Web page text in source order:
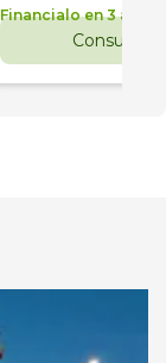
Financialo en 3 años
Consultar